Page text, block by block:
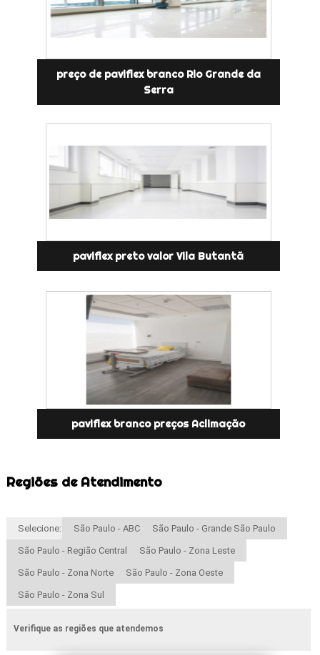
preço de paviflex branco Rio Grande da
Serra
paviflex preto valor Vila Butantã
paviflex branco preços Aclimação
Regiões de Atendimento
Selecione: São Paulo - ABC São Paulo - Grande São Paulo
São Paulo - Região Central São Paulo - Zona Leste
São Paulo - Zona Norte São Paulo - Zona Oeste
São Paulo - Zona Sul
Verifique as regiões que atendemos